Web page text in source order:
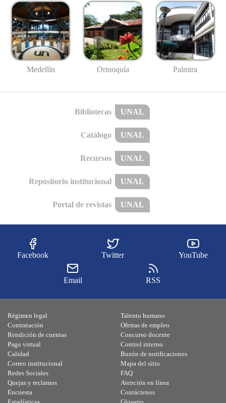
Medellín Orinoquía Palmira
Bibliotecas UNAL
Catálogo UNAL
Recursos UNAL
Repositorio institucional UNAL
Portal de revistas UNAL
Facebook Twitter YouTube
Email RSS
Régimen legal
Contratación
Rendición de cuentas
Pago virtual
Calidad
Talento humano
Ofertas de empleo
Concurso docente
Control interno
Buzón de notificaciones
Correo institucional
Redes Sociales
Quejas y reclamos
Encuesta
Mapa del sitio
FAQ
Atención en línea
Contáctenos